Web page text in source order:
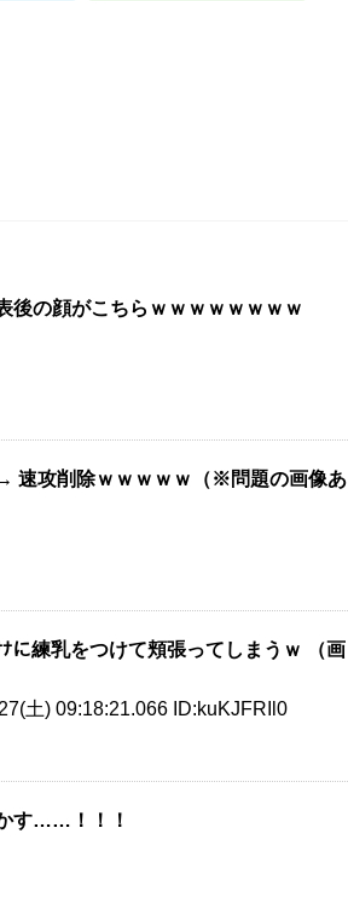
後の顔がこちらｗｗｗｗｗｗｗｗ
速攻削除ｗｗｗｗｗ（※問題の画像あ
ﾅに練乳をつけて頬張ってしまうｗ （画
27(土) 09:18:21.066 ID:kuKJFRIl0
す……！！！